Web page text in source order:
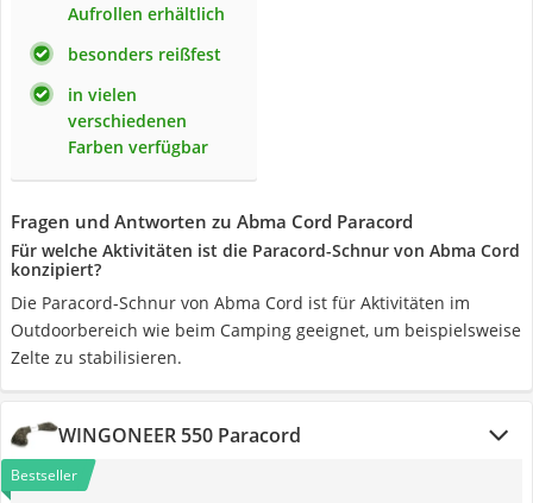
Aufrollen erhältlich
besonders reißfest
in vielen
verschiedenen
Farben verfügbar
Fragen und Antworten zu Abma Cord Paracord
Für welche Aktivitäten ist die Paracord-Schnur von Abma Cord
konzipiert?
Die Paracord-Schnur von Abma Cord ist für Aktivitäten im
Outdoorbereich wie beim Camping geeignet, um beispielsweise
Zelte zu stabilisieren.
WINGONEER 550 Paracord
Bestseller